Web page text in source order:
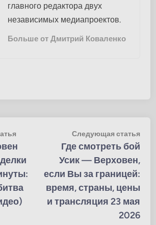
главного редактора двух
независимых медиапроектов.
Больше от Дмитрий Коваленко
статья:
Следующая статья
Где смотреть бой
Усик — Верховен,
если Вы за границей:
время, страны, цены
и трансляция 23 мая
2026